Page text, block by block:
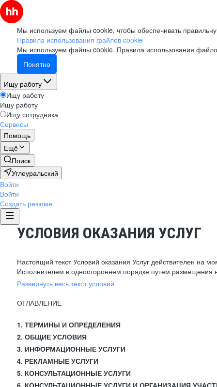
Мы используем файлы cookie, чтобы обеспечивать
Правила использования файлов cookie
Мы используем файлы cookie. Правила использования
Понятно
Ищу работу
Ищу работу
Ищу работу
Ищу сотрудника
Сервисы
Помощь
Ещё
Поиск
Углеуральский
Войти
Войти
Создать резюме
УСЛОВИЯ ОКАЗАНИЯ УСЛУГ
Настоящий текст Условий оказания Услуг действителен на
Исполнителем в одностороннем порядке путем размещения
Развернуть весь текст условий
ОГЛАВЛЕНИЕ
1. ТЕРМИНЫ И ОПРЕДЕЛЕНИЯ
2. ОБЩИЕ УСЛОВИЯ
3. ИНФОРМАЦИОННЫЕ УСЛУГИ
4. РЕКЛАМНЫЕ УСЛУГИ
5. КОНСУЛЬТАЦИОННЫЕ УСЛУГИ
6. КОНСУЛЬТАЦИОННЫЕ УСЛУГИ И ОРГАНИЗАЦИЯ